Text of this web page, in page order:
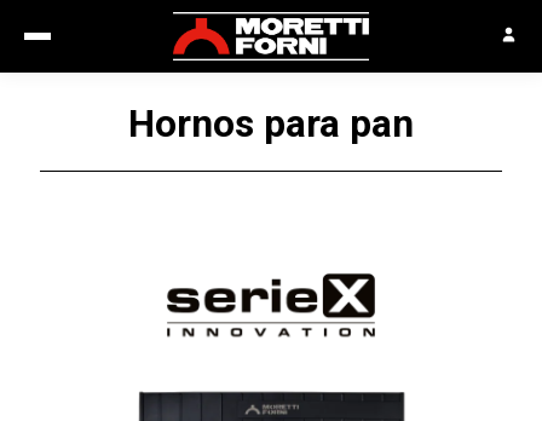
Hornos para pan